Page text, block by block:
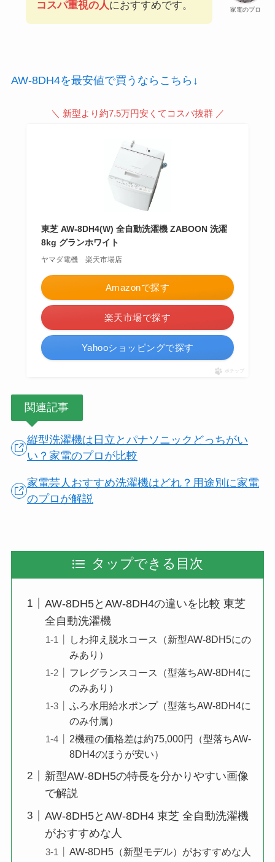
家電のプロ
コスパ重視の人におすすめです。
AW-8DH4を最安値で買うならこちら↓
＼ 新型より約7.5万円安くてコスパ抜群 ／
東芝 AW-8DH4(W) 全自動洗濯機 ZABOON 洗濯
8kg グランホワイト
ヤマダ電機 楽天市場店
Amazonで探す
楽天市場で探す
Yahooショッピングで探す
ポチップ
関連記事
縦型洗濯機は日立とパナソニックどっちがい
い？家電のプロが比較
家電芸人おすすめ洗濯機はどれ？用途別に家電
のプロが解説
タップできる目次
AW-8DH5とAW-8DH4の違いを比較 東芝
全自動洗濯機
しわ抑え脱水コース（新型AW-8DH5にの
みあり）
フレグランスコース（型落ちAW-8DH4に
のみあり）
ふろ水用給水ポンプ（型落ちAW-8DH4に
のみ付属）
2機種の価格差は約75,000円（型落ちAW-
8DH4のほうが安い）
新型AW-8DH5の特長を分かりやすい画像
で解説
AW-8DH5とAW-8DH4 東芝 全自動洗濯機
がおすすめな人
AW-8DH5（新型モデル）がおすすめな人